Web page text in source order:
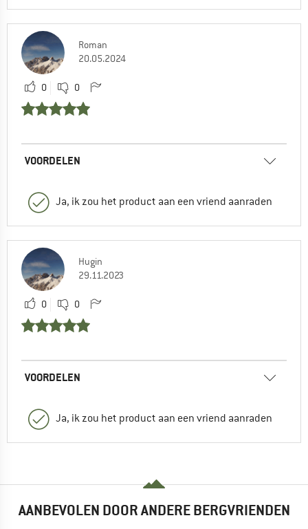
Roman
20.05.2024
0 0
VOORDELEN
Ja, ik zou het product aan een vriend aanraden
Hugin
29.11.2023
0 0
VOORDELEN
Ja, ik zou het product aan een vriend aanraden
AANBEVOLEN DOOR ANDERE BERGVRIENDEN